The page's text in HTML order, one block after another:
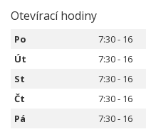
Otevírací hodiny
Po
7:30 - 16
Út
7:30 - 16
St
7:30 - 16
Čt
7:30 - 16
Pá
7:30 - 16